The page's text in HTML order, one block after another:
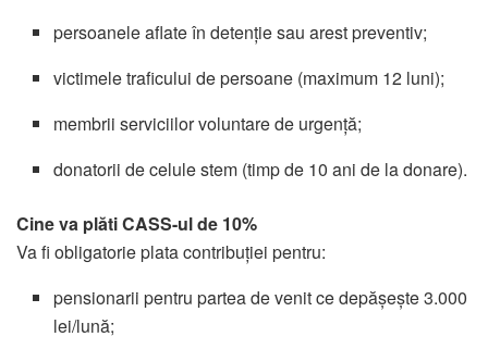
persoanele aflate în detenție sau arest preventiv;
victimele traficului de persoane (maximum 12 luni);
membrii serviciilor voluntare de urgență;
donatorii de celule stem (timp de 10 ani de la donare).
Cine va plăti CASS-ul de 10%
Va fi obligatorie plata contribuției pentru:
pensionarii pentru partea de venit ce depășește 3.000
lei/lună;